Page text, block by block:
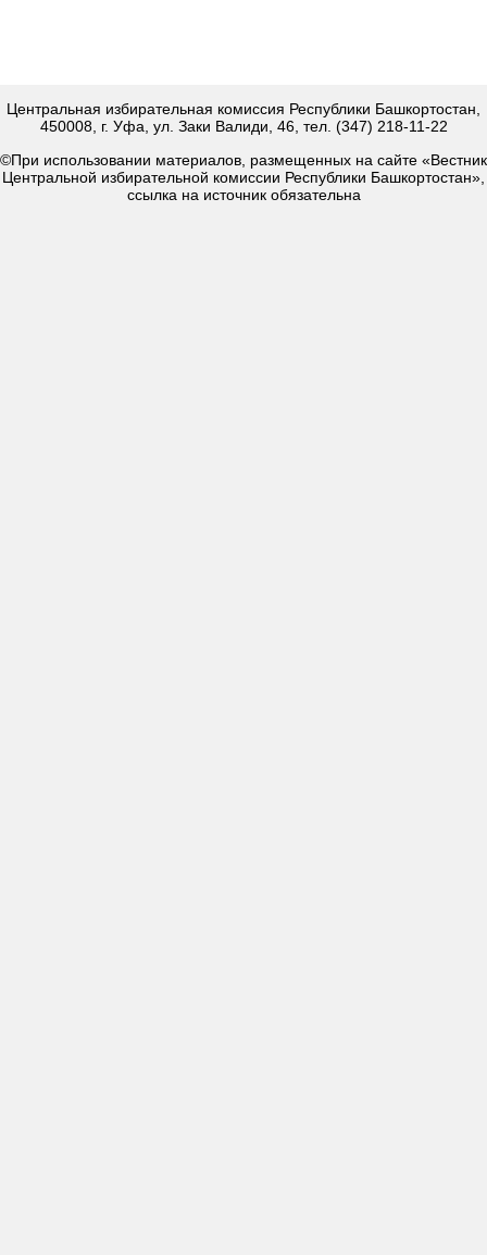
Центральная избирательная комиссия Республики Башкортостан,
450008, г. Уфа, ул. Заки Валиди, 46, тел. (347) 218-11-22
©При использовании материалов, размещенных на сайте «Вестник
Центральной избирательной комиссии Республики Башкортостан»,
ссылка на источник обязательна